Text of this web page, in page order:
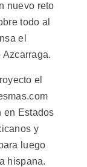
nuevo reto
todo al
el
el
en Estados
y
luego
hispana.